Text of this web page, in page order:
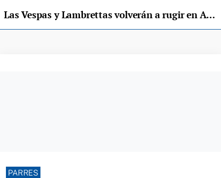
Las Vespas y Lambrettas volverán a rugir en Arriondas con la XVI Subida al Fitu
PARRES